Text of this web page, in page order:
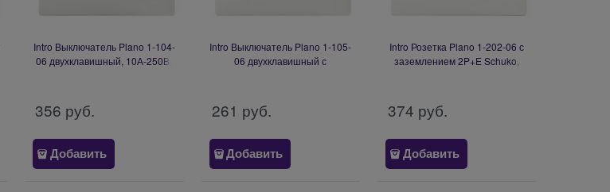
Intro Выключатель Plano 1-104-
06 двухклавишный, 10А-250В,
356 руб.
Добавить
Intro Выключатель Plano 1-105-
06 двухклавишный с
261 руб.
Добавить
Intro Розетка Plano 1-202-06 с
заземлением 2P+E Schuko,
374 руб.
Добавить